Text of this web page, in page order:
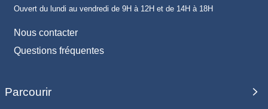
Ouvert du lundi au vendredi de 9H à 12H et de 14H à 18H
Nous contacter
Questions fréquentes
Parcourir